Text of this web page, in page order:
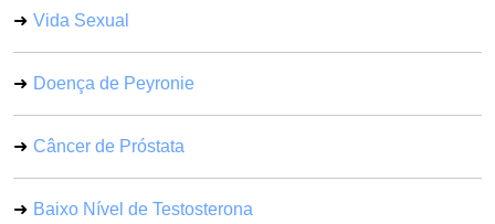
Vida Sexual
Doença de Peyronie
Câncer de Próstata
Baixo Nível de Testosterona